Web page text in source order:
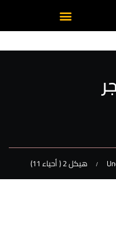
هيكل 2 ( أحياء 11)